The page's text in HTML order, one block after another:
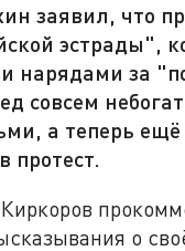
заявил, что
эстрады",
нарядами за
совсем
а теперь
протест.
о